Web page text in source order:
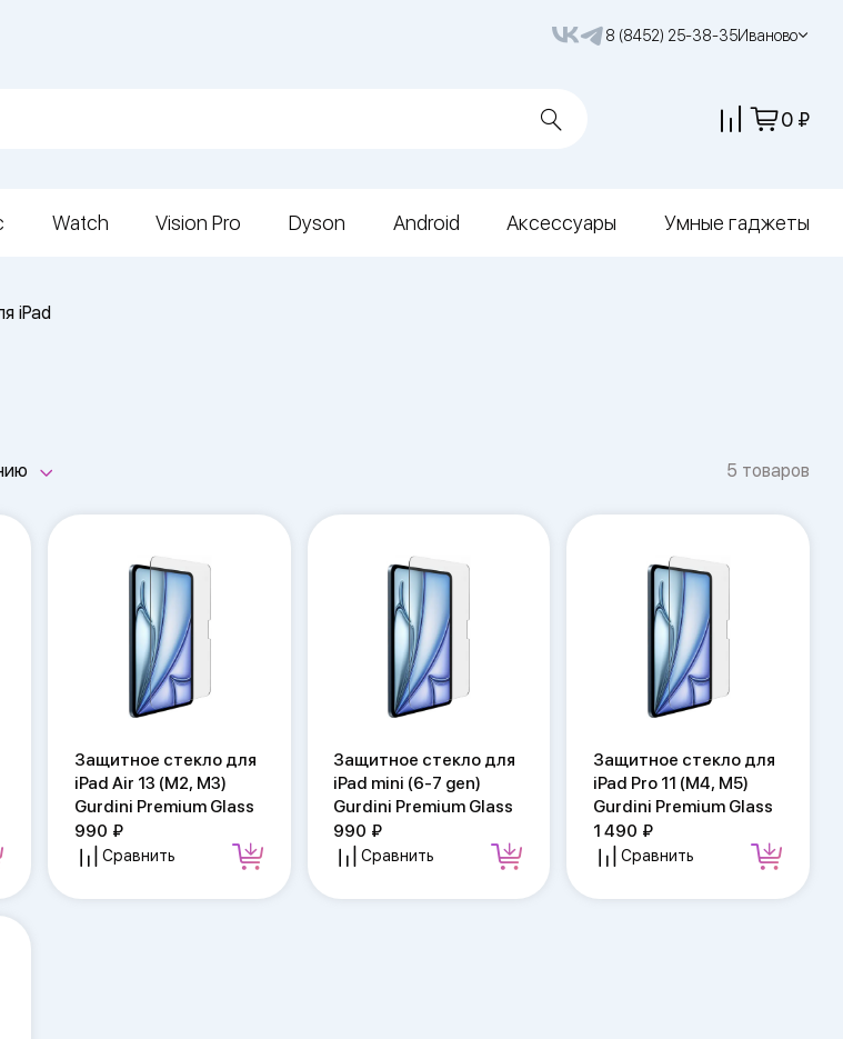
8 (8452) 25-38-35Иваново
0
Watch Vision Pro Dyson Android Аксессуары Умные гаджеты
iPad
5 товаров
Защитное стекло для
iPad Air 13 (M2, M3)
Gurdini Premium Glass
990
Сравнить
Защитное стекло для
iPad mini (6-7 gen)
Gurdini Premium Glass
990
Сравнить
Защитное стекло для
iPad Pro 11 (M4, M5)
Gurdini Premium Glass
1 490
Сравнить